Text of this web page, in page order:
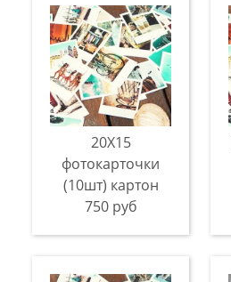
20Х15
фотокарточки
(10шт) картон
750 руб